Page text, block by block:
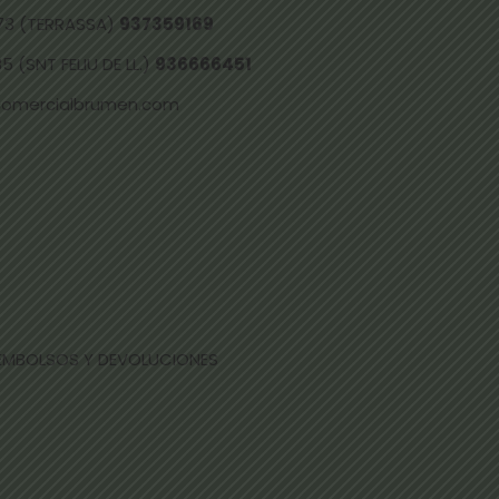
(TERRASSA) 937359169
(SNT FELIU DE LL.) 936666451
Y DEVOLUCIONES